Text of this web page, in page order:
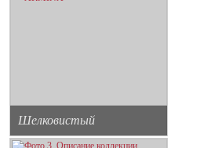
Шелковистый